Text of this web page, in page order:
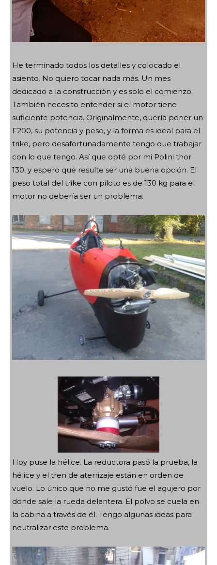
He terminado todos los detalles y colocado el
asiento. No quiero tocar nada más. Un mes
dedicado a la construcción y es solo el comienzo.
También necesito entender si el motor tiene
suficiente potencia. Originalmente, quería poner un
F200, su potencia y peso, y la forma es ideal para el
trike, pero desafortunadamente tengo que trabajar
con lo que tengo. Así que opté por mi Polini thor
130, y espero que resulte ser una buena opción. El
peso total del trike con piloto es de 130 kg para el
motor no debería ser un problema.
Hoy puse la hélice. La reductora pasó la prueba, la
hélice y el tren de aterrizaje están en orden de
vuelo. Lo único que no me gustó fue el agujero por
donde sale la rueda delantera. El polvo se cuela en
la cabina a través de él. Tengo algunas ideas para
neutralizar este problema.